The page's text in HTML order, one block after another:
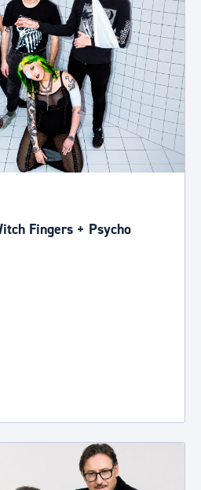
Fingers + Psycho